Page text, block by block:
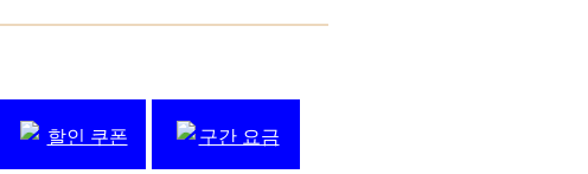
할인 쿠폰 구간 요금